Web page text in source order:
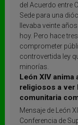
del Acuerdo entre
Sede para una
llevaba veinte
hoy. Pero hace
comprometer
controvertida ley
minorías.
León XIV anima
religiosos a ver
comunitaria
inspiración y
Mensaje de León
Conferencia de